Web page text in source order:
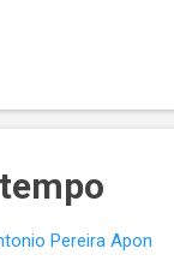
e do
Pereira Apon